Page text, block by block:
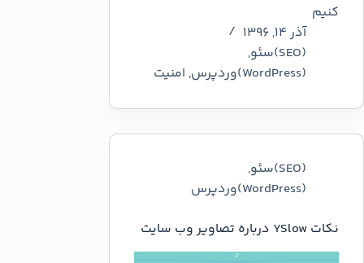
کنیم
آذر ۱۴, ۱۳۹۶
(SEO)سئو
,
(WordPress)وردپرس
, امنیت
(SEO)سئو
,
(WordPress)وردپرس
نکات YSlow درباره تصاویر وب سایت